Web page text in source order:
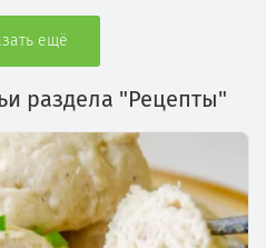
ещё
раздела "Рецепты"